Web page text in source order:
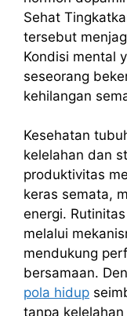
Sehat
tersebut
Kondisi mental
seseorang
kehilangan
Kesehatan
kelelahan dan
produktivitas
keras semata,
energi.
melalui
mendukung
bersamaan.
pola hidup
tanpa